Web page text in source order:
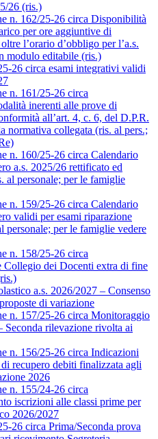
26 (ris.)
n. 162/25-26 circa Disponibilità
per ore aggiuntive di
l’orario d’obbligo per l’a.s.
modulo editabile (ris.)
26 circa esami integrativi validi
n. 161/25-26 circa
inerenti alle prove di
all’art. 4, c. 6, del D.P.R.
normativa collegata (ris. al pers.;
n. 160/25-26 circa Calendario
a.s. 2025/26 rettificato ed
al personale; per le famiglie
n. 159/25-26 circa Calendario
validi per esami riparazione
personale; per le famiglie vedere
n. 158/25-26 circa
Collegio dei Docenti extra di fine
a.s. 2026/2027 – Consenso
di variazione
n. 157/25-26 circa Monitoraggio
rilevazione rivolta ai
n. 156/25-26 circa Indicazioni
recupero debiti finalizzata agli
2026
n. 155/24-26 circa
iscrizioni alle classi prime per
2026/2027
26 circa Prima/Seconda prova